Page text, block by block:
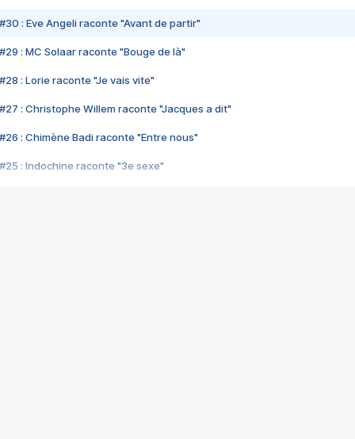
#30 : Eve Angeli raconte "Avant de partir"
#29 : MC Solaar raconte "Bouge de là"
#28 : Lorie raconte "Je vais vite"
#27 : Christophe Willem raconte "Jacques a dit"
#26 : Chimène Badi raconte "Entre nous"
#25 : Indochine raconte "3e sexe"